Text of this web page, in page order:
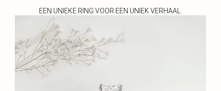
EEN UNIEKE RING VOOR EEN UNIEK VERHAAL.